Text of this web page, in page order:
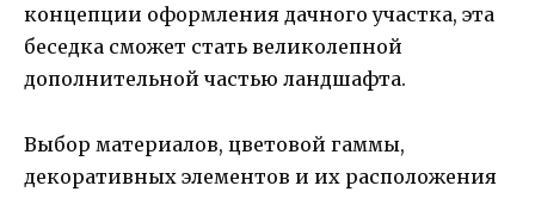
концепции оформления дачного участка, эта
беседка сможет стать великолепной
дополнительной частью ландшафта.
Выбор материалов, цветовой гаммы,
декоративных элементов и их расположения